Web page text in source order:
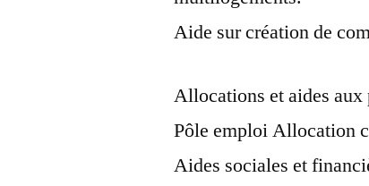
Aide sur création de
Allocations et aides aux
Pôle emploi Allocation
Aides sociales et